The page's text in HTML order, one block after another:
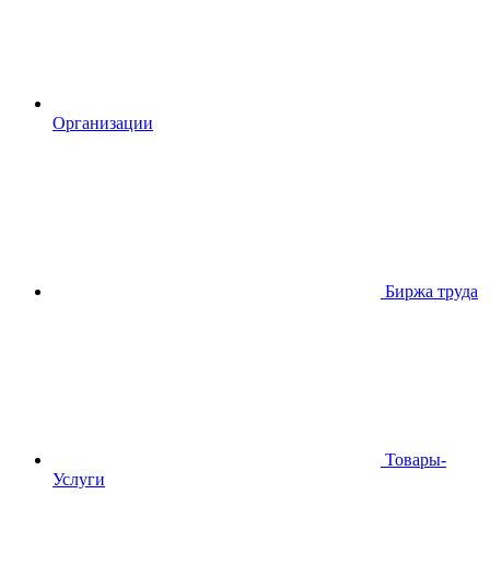
Организации
Биржа труда
Товары-
Услуги